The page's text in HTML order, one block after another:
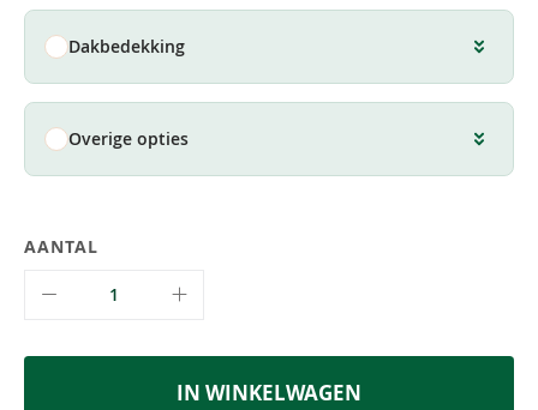
Dakbedekking
Overige opties
AANTAL
IN WINKELWAGEN